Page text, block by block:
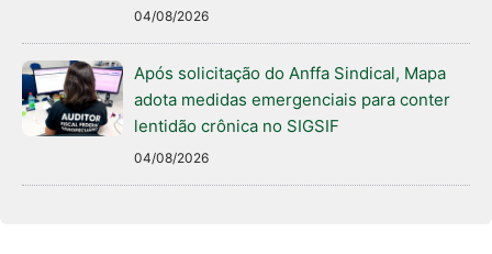
04/08/2026
Após solicitação do Anffa Sindical, Mapa
adota medidas emergenciais para conter
lentidão crônica no SIGSIF
04/08/2026